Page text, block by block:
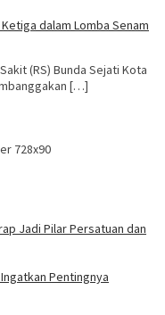
dalam Lomba Senam
Sakit (RS) Bunda Sejati Kota
[…]
Jadi Pilar Persatuan dan
Pentingnya